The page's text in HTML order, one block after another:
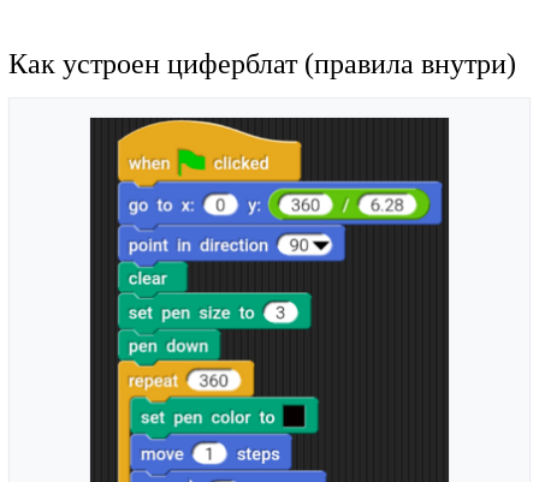
Как устроен циферблат (правила внутри)